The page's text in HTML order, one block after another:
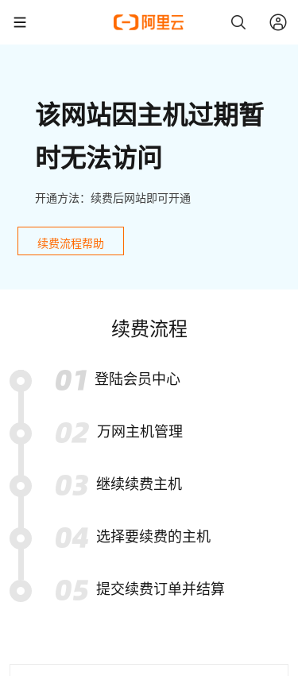
该网站因主机过期暂
时无法访问
开通方法：续费后网站即可开通
续费流程帮助
续费流程
登陆会员中心
万网主机管理
继续续费主机
选择要续费的主机
提交续费订单并结算